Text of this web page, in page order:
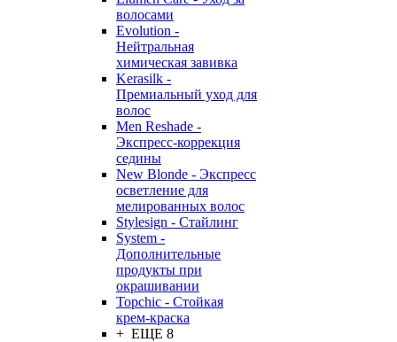
волосами
Evolution -
Нейтральная
химическая завивка
Kerasilk -
Премиальный уход для
волос
Men Reshade -
Экспресс-коррекция
седины
New Blonde - Экспресс
осветление для
мелированных волос
Stylesign - Стайлинг
System -
Дополнительные
продукты при
окрашивании
Topchic - Стойкая
крем-краска
+ ЕЩЕ 8